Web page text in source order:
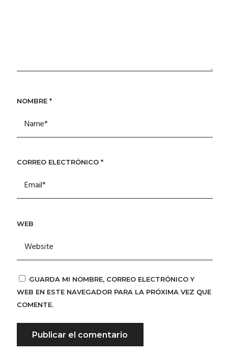
NOMBRE *
CORREO ELECTRÓNICO *
WEB
GUARDA MI NOMBRE, CORREO ELECTRÓNICO Y
WEB EN ESTE NAVEGADOR PARA LA PRÓXIMA VEZ QUE
COMENTE.